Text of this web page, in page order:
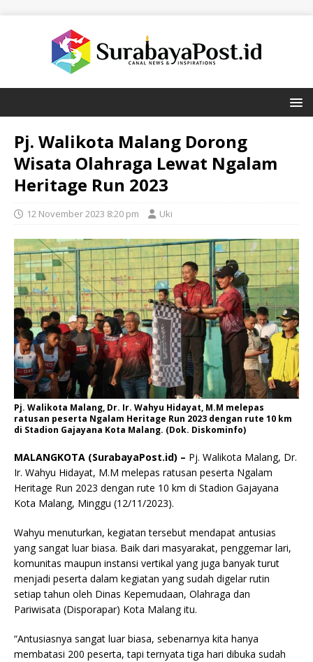
Pj. Walikota Malang Dorong
Wisata Olahraga Lewat Ngalam
Heritage Run 2023
12 November 2023 8:20 pm Uki
Pj. Walikota Malang, Dr. Ir. Wahyu Hidayat, M.M melepas
ratusan peserta Ngalam Heritage Run 2023 dengan rute 10 km
di Stadion Gajayana Kota Malang. (Dok. Diskominfo)
MALANGKOTA (SurabayaPost.id) – Pj. Walikota Malang, Dr.
Ir. Wahyu Hidayat, M.M melepas ratusan peserta Ngalam
Heritage Run 2023 dengan rute 10 km di Stadion Gajayana
Kota Malang, Minggu (12/11/2023).
Wahyu menuturkan, kegiatan tersebut mendapat antusias
yang sangat luar biasa. Baik dari masyarakat, penggemar lari,
komunitas maupun instansi vertikal yang juga banyak turut
menjadi peserta dalam kegiatan yang sudah digelar rutin
setiap tahun oleh Dinas Kepemudaan, Olahraga dan
Pariwisata (Disporapar) Kota Malang itu.
“Antusiasnya sangat luar biasa, sebenarnya kita hanya
membatasi 200 peserta, tapi ternyata tiga hari dibuka sudah